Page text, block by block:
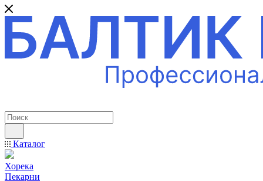
Каталог
Хорека
Пекарни